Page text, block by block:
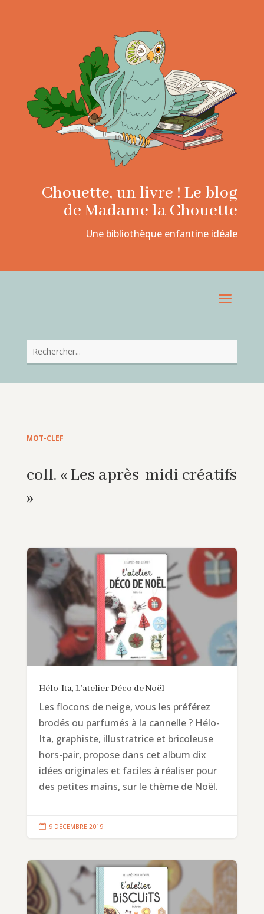
Chouette, un livre ! Le blog
de Madame la Chouette
Une bibliothèque enfantine idéale
MOT-CLEF
coll. « Les après-midi créatifs
»
Hélo-Ita, L’atelier Déco de Noël
Les flocons de neige, vous les préférez
brodés ou parfumés à la cannelle ? Hélo-
Ita, graphiste, illustratrice et bricoleuse
hors-pair, propose dans cet album dix
idées originales et faciles à réaliser pour
des petites mains, sur le thème de Noël.
 9 DÉCEMBRE 2019